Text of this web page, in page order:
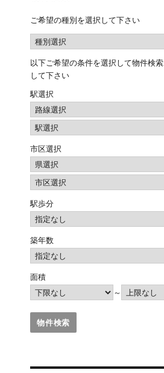
ご希望の種別を選択して下さい
以下ご希望の条件を選択して物件検
して下さい
駅選択
市区選択
駅歩分
築年数
面積
～